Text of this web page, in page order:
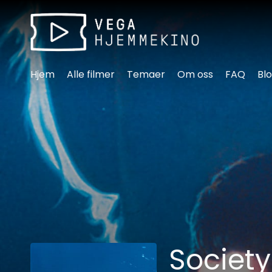
Tilgjengelighetslenker
Hjem Alle filmer Temaer Om oss FAQ
Society